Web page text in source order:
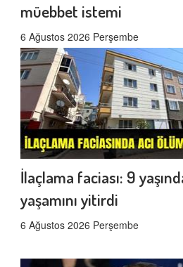
müebbet istemi
6 Ağustos 2026 Perşembe
İlaçlama faciası: 9
yaşamını yitirdi
6 Ağustos 2026 Perşembe